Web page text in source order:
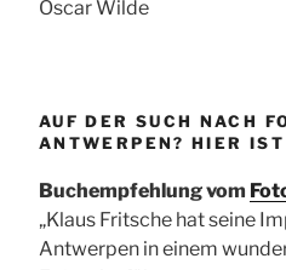
Oscar Wilde
AUF DER SUCH NACH
ANTWERPEN? HIER
Buchempfehlung vom
„Klaus Fritsche hat seine
Antwerpen in einem